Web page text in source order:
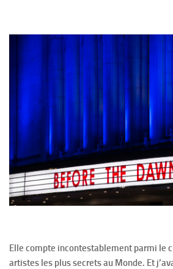
Elle compte incontestablement parmi le
artistes les plus secrets au Monde. Et